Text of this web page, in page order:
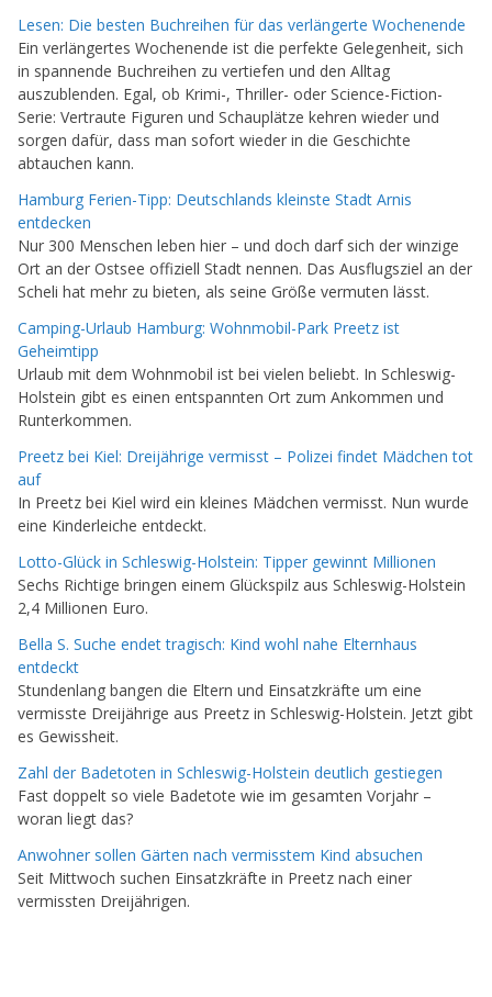
Lesen: Die besten Buchreihen für das verlängerte Wochenende
Ein verlängertes Wochenende ist die perfekte Gelegenheit, sich
in spannende Buchreihen zu vertiefen und den Alltag
auszublenden. Egal, ob Krimi-, Thriller- oder Science-Fiction-
Serie: Vertraute Figuren und Schauplätze kehren wieder und
sorgen dafür, dass man sofort wieder in die Geschichte
abtauchen kann.
Hamburg Ferien-Tipp: Deutschlands kleinste Stadt Arnis
entdecken
Nur 300 Menschen leben hier – und doch darf sich der winzige
Ort an der Ostsee offiziell Stadt nennen. Das Ausflugsziel an der
Scheli hat mehr zu bieten, als seine Größe vermuten lässt.
Camping-Urlaub Hamburg: Wohnmobil-Park Preetz ist
Geheimtipp
Urlaub mit dem Wohnmobil ist bei vielen beliebt. In Schleswig-
Holstein gibt es einen entspannten Ort zum Ankommen und
Runterkommen.
Preetz bei Kiel: Dreijährige vermisst – Polizei findet Mädchen tot
auf
In Preetz bei Kiel wird ein kleines Mädchen vermisst. Nun wurde
eine Kinderleiche entdeckt.
Lotto-Glück in Schleswig-Holstein: Tipper gewinnt Millionen
Sechs Richtige bringen einem Glückspilz aus Schleswig-Holstein
2,4 Millionen Euro.
Bella S. Suche endet tragisch: Kind wohl nahe Elternhaus
entdeckt
Stundenlang bangen die Eltern und Einsatzkräfte um eine
vermisste Dreijährige aus Preetz in Schleswig-Holstein. Jetzt gibt
es Gewissheit.
Zahl der Badetoten in Schleswig-Holstein deutlich gestiegen
Fast doppelt so viele Badetote wie im gesamten Vorjahr –
woran liegt das?
Anwohner sollen Gärten nach vermisstem Kind absuchen
Seit Mittwoch suchen Einsatzkräfte in Preetz nach einer
vermissten Dreijährigen.